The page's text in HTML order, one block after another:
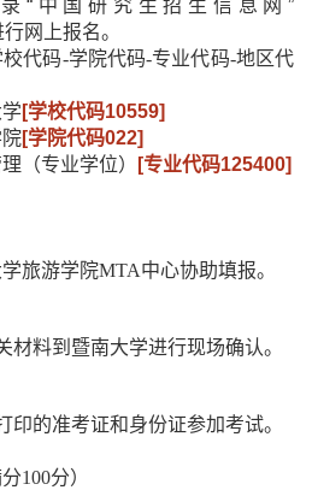
“中国研究生招生信息网”
网上报名。
代码-学院代码-专业代码-地区代
[学校代码10559]
[学院代码022]
（专业学位）
[专业代码125400]
旅游学院MTA中心协助填报。
材料到暨南大学进行现场确认。
印的准考证和身份证参加考试。
100分）